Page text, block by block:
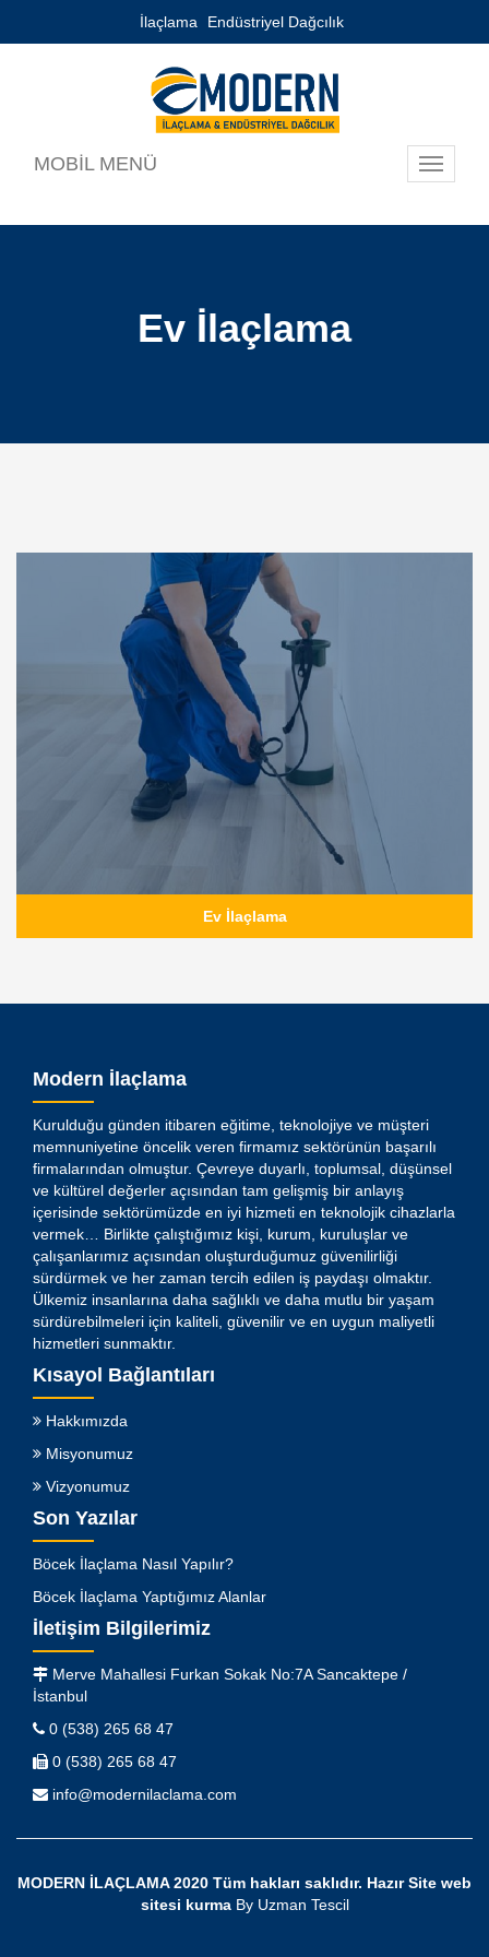
İlaçlama Endüstriyel Dağcılık
Toggle
MOBİL MENÜ
Ev İlaçlama
Ev İlaçlama
Modern İlaçlama
Kurulduğu günden itibaren eğitime, teknolojiye ve müşteri
memnuniyetine öncelik veren firmamız sektörünün başarılı
firmalarından olmuştur. Çevreye duyarlı, toplumsal, düşünsel
ve kültürel değerler açısından tam gelişmiş bir anlayış
içerisinde sektörümüzde en iyi hizmeti en teknolojik cihazlarla
vermek… Birlikte çalıştığımız kişi, kurum, kuruluşlar ve
çalışanlarımız açısından oluşturduğumuz güvenilirliği
sürdürmek ve her zaman tercih edilen iş paydaşı olmaktır.
Ülkemiz insanlarına daha sağlıklı ve daha mutlu bir yaşam
sürdürebilmeleri için kaliteli, güvenilir ve en uygun maliyetli
hizmetleri sunmaktır.
Kısayol Bağlantıları
Hakkımızda
Misyonumuz
Vizyonumuz
Son Yazılar
Böcek İlaçlama Nasıl Yapılır?
Böcek İlaçlama Yaptığımız Alanlar
İletişim Bilgilerimiz
Merve Mahallesi Furkan Sokak No:7A Sancaktepe /
İstanbul
0 (538) 265 68 47
0 (538) 265 68 47
info@modernilaclama.com
MODERN İLAÇLAMA 2020 Tüm hakları saklıdır. Hazır Site web
sitesi kurma By Uzman Tescil